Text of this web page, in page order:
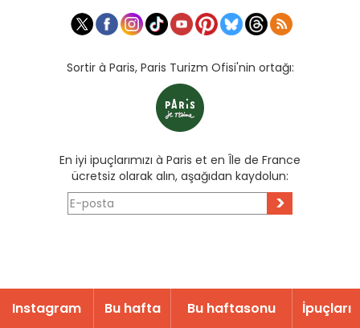
Sortir à Paris, Paris Turizm Ofisi'nin ortağı:
En iyi ipuçlarımızı à Paris et en Île de France
ücretsiz olarak alın, aşağıdan kaydolun:
>
Instagram Bu hafta Bu haftasonu İpuçları